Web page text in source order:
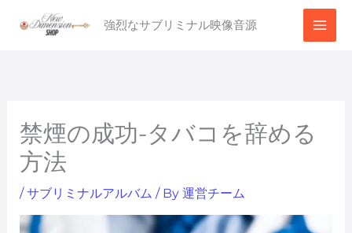
強烈なサブリミナル映像音源
禁煙の成功-タバコを辞める
方法
/サブリミナルアルバム / By 運営チーム